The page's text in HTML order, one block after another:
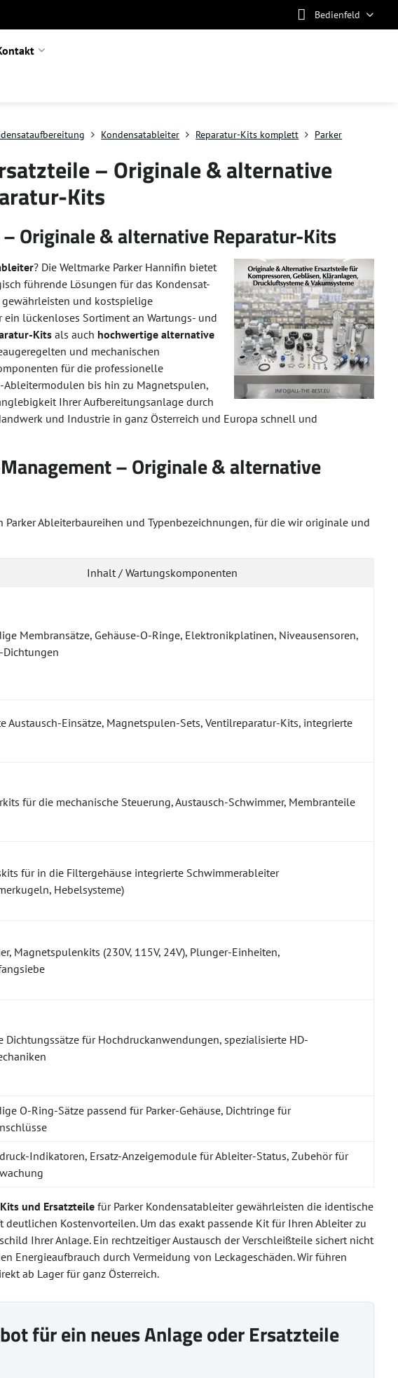
Bedienfeld
Kondensatableiter Reparatur-Kits komplett Parker
– Originale & alternative
Kits
Originale & alternative Reparatur-Kits
? Die Weltmarke Parker Hannifin bietet
führende Lösungen für das Kondensat-
und kostspielige
lückenloses Sortiment an Wartungs- und
Kitsals auch hochwertige alternative
und mechanischen
für die professionelle
bis hin zu Magnetspulen,
Ihrer Aufbereitungsanlage durch
und Industrie in ganz Österreich und Europa schnell und
– Originale & alternative
Ableiterbaureihen und Typenbezeichnungen, für die wir originale und
Inhalt / Wartungskomponenten
Membransätze, Gehäuse-O-Ringe, Elektronikplatinen, Niveausensoren,
Dichtungen
Austausch-Einsätze, Magnetspulen-Sets, Ventilreparatur-Kits, integrierte
für die mechanische Steuerung, Austausch-Schwimmer, Membranteile
für in die Filtergehäuse integrierte Schwimmerableiter
Hebelsysteme)
Magnetspulenkits (230V, 115V, 24V), Plunger-Einheiten,
Dichtungssätze für Hochdruckanwendungen, spezialisierte HD-
O-Ring-Sätze passend für Parker-Gehäuse, Dichtringe für
Indikatoren, Ersatz-Anzeigemodule für Ableiter-Status, Zubehör für
und Ersatzteile für Parker Kondensatableiter gewährleisten die identische
Kostenvorteilen. Um das exakt passende Kit für Ihren Ableiter zu
Ihrer Anlage. Ein rechtzeitiger Austausch der Verschleißteile sichert nicht
Energieaufbrauch durch Vermeidung von Leckageschäden. Wir führen
ab Lager für ganz Österreich.
für ein neues Anlage oder Ersatzteile